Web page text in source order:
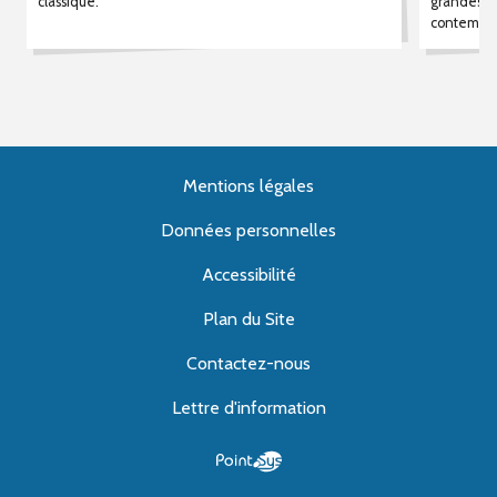
Mentions légales
Données personnelles
Accessibilité
Plan du Site
Contactez-nous
Lettre d'information